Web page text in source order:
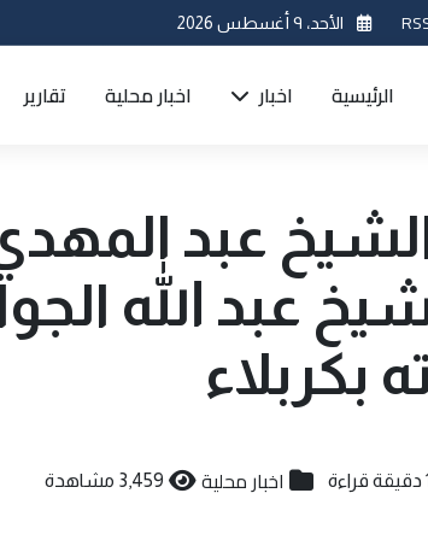
الأحد، ٩ أغسطس 2026
الرئيسية اخبار اخبار محلية تقارير
عبد
عبد الله
بكربلاء
1 دقيقة قراءة اخبار محلية 3,459 مشاهدة